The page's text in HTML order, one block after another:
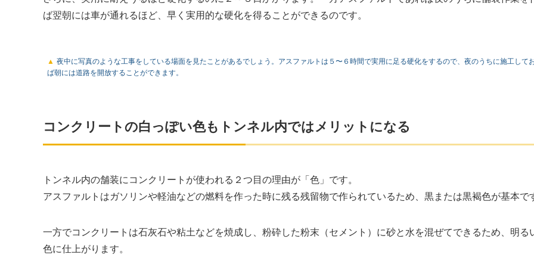
ば翌朝には車が通れるほど、早く実用的な硬化を得ることができるのです。
夜中に写真のような工事をしている場面を見たことがあるでしょう。アスファルトは５〜６時間で実用に足る硬化をするので、夜のうちに施工して
ば朝には道路を開放することができます。
コンクリートの白っぽい色もトンネル内ではメリットになる
トンネル内の舗装にコンクリートが使われる２つ目の理由が「色」です。
アスファルトはガソリンや軽油などの燃料を作った時に残る残留物で作られているため、黒または黒褐色が基本で
一方でコンクリートは石灰石や粘土などを焼成し、粉砕した粉末（セメント）に砂と水を混ぜてできるため、明る
色に仕上がります。